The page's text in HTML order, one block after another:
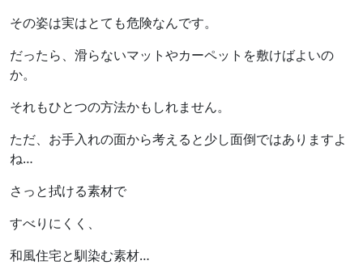
その姿は実はとても危険なんです。
だったら、滑らないマットやカーペットを敷けばよいの
か。
それもひとつの方法かもしれません。
ただ、お手入れの面から考えると少し面倒ではありますよ
ね…
さっと拭ける素材で
すべりにくく、
和風住宅と馴染む素材…